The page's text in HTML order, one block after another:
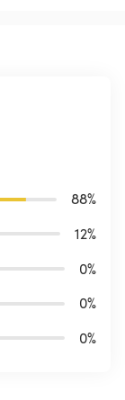
88%
12%
0%
0%
0%